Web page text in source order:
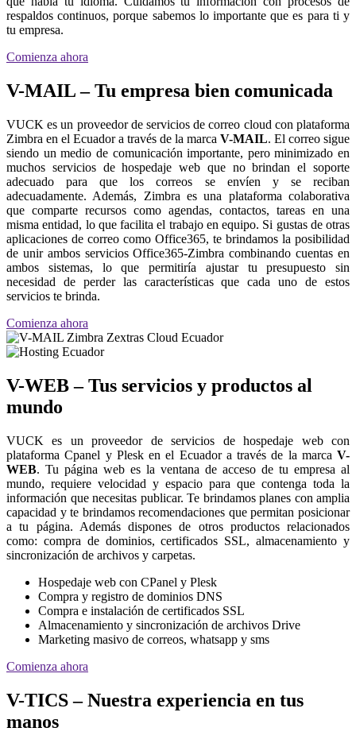
respaldos continuos, porque sabemos lo importante que es para ti y
tu empresa.
Comienza ahora
V-MAIL – Tu empresa bien comunicada
VUCK es un proveedor de servicios de correo cloud con plataforma
Zimbra en el Ecuador a través de la marca V-MAIL. El correo sigue
siendo un medio de comunicación importante, pero minimizado en
muchos servicios de hospedaje web que no brindan el soporte
adecuado para que los correos se envíen y se reciban
adecuadamente. Además, Zimbra es una plataforma colaborativa
que comparte recursos como agendas, contactos, tareas en una
misma entidad, lo que facilita el trabajo en equipo. Si gustas de otras
aplicaciones de correo como Office365, te brindamos la posibilidad
de unir ambos servicios Office365-Zimbra combinando cuentas en
ambos sistemas, lo que permitiría ajustar tu presupuesto sin
necesidad de perder las características que cada uno de estos
servicios te brinda.
Comienza ahora
V-WEB – Tus servicios y productos al
mundo
VUCK es un proveedor de servicios de hospedaje web con
plataforma Cpanel y Plesk en el Ecuador a través de la marca V-
WEB. Tu página web es la ventana de acceso de tu empresa al
mundo, requiere velocidad y espacio para que contenga toda la
información que necesitas publicar. Te brindamos planes con amplia
capacidad y te brindamos recomendaciones que permitan posicionar
a tu página. Además dispones de otros productos relacionados
como: compra de dominios, certificados SSL, almacenamiento y
sincronización de archivos y carpetas.
Hospedaje web con CPanel y Plesk
Compra y registro de dominios DNS
Compra e instalación de certificados SSL
Almacenamiento y sincronización de archivos Drive
Marketing masivo de correos, whatsapp y sms
Comienza ahora
V-TICS – Nuestra experiencia en tus
manos